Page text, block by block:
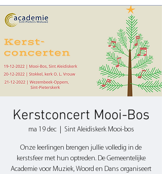
Kerstconcert Mooi-Bos
ma 19 dec
  |
Sint Aleidiskerk Mooi-bos
Onze leerlingen brengen jullie volledig in de
kerstsfeer met hun optreden. De Gemeentelijke
Academie voor Muziek, Woord en Dans organiseert